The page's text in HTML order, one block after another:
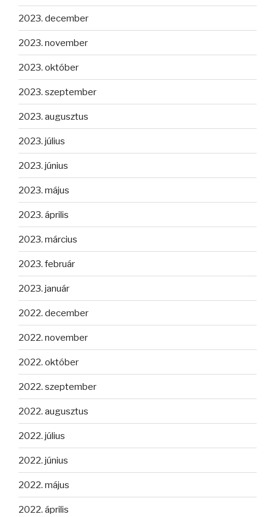
2023. december
2023. november
2023. október
2023. szeptember
2023. augusztus
2023. július
2023. június
2023. május
2023. április
2023. március
2023. február
2023. január
2022. december
2022. november
2022. október
2022. szeptember
2022. augusztus
2022. július
2022. június
2022. május
2022. április